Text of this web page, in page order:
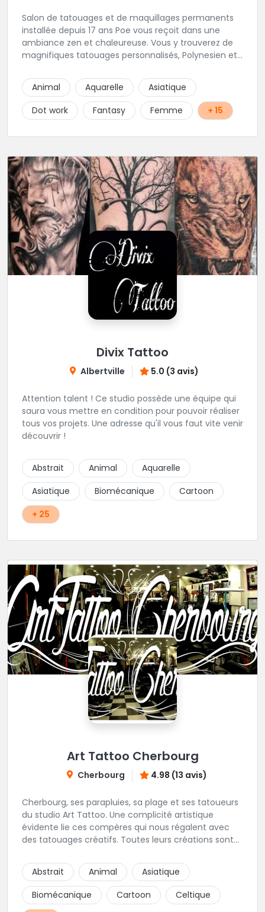
Salon de tatouages et de maquillages permanents
installée depuis 17 ans Poe vous reçoit dans une
ambiance zen et chaleureuse. Vous y trouverez de
magnifiques tatouages personnalisés, Polynesien et
permanents/artistiques ainsi que des prestations de
Piercings.
Animal Aquarelle
Asiatique
Dot work
Fantasy Femme + 15
Divix Tattoo
Albertville 5.0 (3 avis)
Attention talent ! Ce studio possède une équipe qui
saura vous mettre en condition pour pouvoir réaliser
tous vos projets. Une adresse qu'il vous faut vite venir
découvrir !
Abstrait Animal
Aquarelle
Asiatique
Biomécanique
Cartoon
+ 25
Art Tattoo Cherbourg
Cherbourg 4.98 (13 avis)
Cherbourg, ses parapluies, sa plage et ses tatoueurs
du studio Art Tattoo. Une complicité artistique
évidente lie ces compères qui nous régalent avec
des tatouages créatifs. Toutes leurs créations sont
d'hygiène les plus strictes. Du new-school, du old
school, fantasy ou encore réaliste, Niko, Anthony,
Cody et les nombreux Guest seront adapter vos
idées en tatouages uniques et créatifs.
Abstrait Animal
Asiatique
Biomécanique
Cartoon Celtique